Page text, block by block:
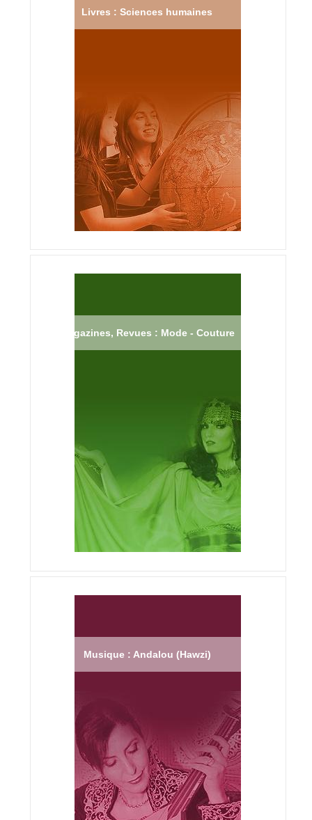
Livres : Sciences humaines
Magazines, Revues : Mode - Couture
Musique : Andalou (Hawzi)